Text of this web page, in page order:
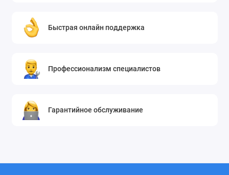
Быстрая онлайн поддержка
Профессионализм специалистов
Гарантийное обслуживание